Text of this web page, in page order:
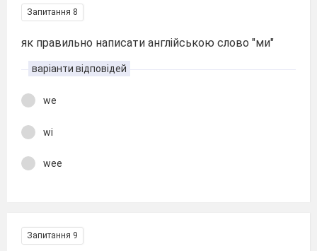
Запитання 8
як правильно написати англійською слово "ми"
варіанти відповідей
we
wi
wee
Запитання 9